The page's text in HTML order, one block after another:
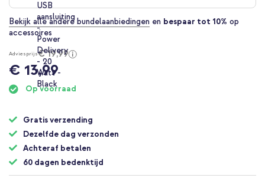
Bekijk alle andere bundelaanbiedingen en bespaar tot 10% op
accessoires
Adviesprijs€ 19,99
€ 13,99
Op voorraad
Gratis verzending
Dezelfde dag verzonden
Achteraf betalen
60 dagen bedenktijd